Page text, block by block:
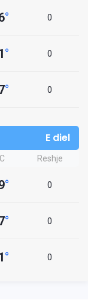
° 0
° 0
° 0
E diel
Reshje
° 0
° 0
° 0